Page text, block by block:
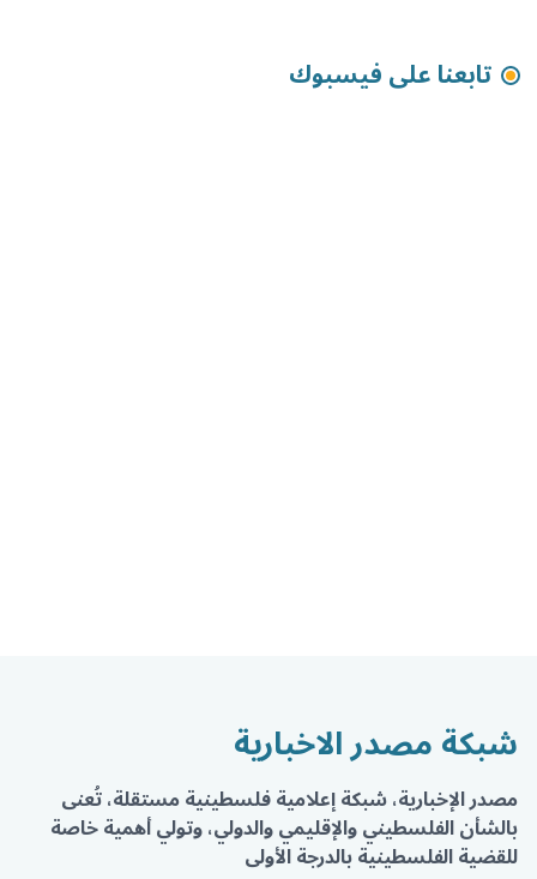
تابعنا على فيسبوك
شبكة مصدر الاخبارية
مصدر الإخبارية، شبكة إعلامية فلسطينية مستقلة، تُعنى
بالشأن الفلسطيني والإقليمي والدولي، وتولي أهمية خاصة
للقضية الفلسطينية بالدرجة الأولى